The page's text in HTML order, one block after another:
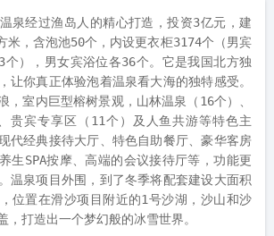
泉经过渔岛人的精心打造，投资3亿元，建
米，含泡池50个，内设更衣柜3174个（男宾
个），男女宾浴位各36个。它是我国北方独
让你真正体验泡着温泉看大海的独特感受。
，室内巨型榕树景观，山林温泉（16个）、
贵宾专享区（11个）及人鱼共游等特色主
代经典接待大厅、特色自助餐厅、豪华客房
生SPA按摩、高端的会议接待厅等，功能更